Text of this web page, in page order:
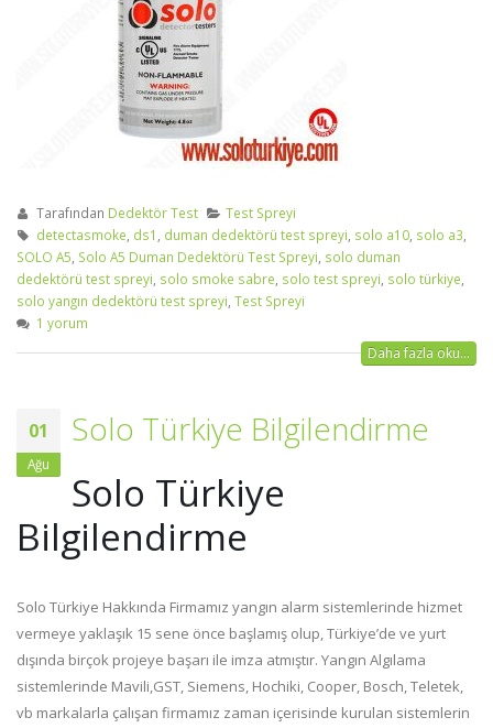
Tarafından Dedektör Test
Test Spreyi
detectasmoke, ds1 , duman dedektörü test spreyi, solo a10, solo a3,
SOLO A5, Solo A5 Duman Dedektörü Test Spreyi, solo duman
dedektörü test spreyi, solo smoke sabre, solo test spreyi, solo türkiye,
solo yangın dedektörü test spreyi, Test Spreyi
1 yorum
Daha fazla oku...
01
Ağu
Solo Türkiye Bilgilendirme
Solo Türkiye
Bilgilendirme
Solo Türkiye Hakkında Firmamız yangın alarm sistemlerinde hizmet
vermeye yaklaşık 15 sene önce başlamış olup, Türkiye’de ve yurt
dışında birçok projeye başarı ile imza atmıştır. Yangın Algılama
sistemlerinde Mavili,GST, Siemens, Hochiki, Cooper, Bosch, Teletek,
vb markalarla çalışan firmamız zaman içerisinde kurulan sistemlerin